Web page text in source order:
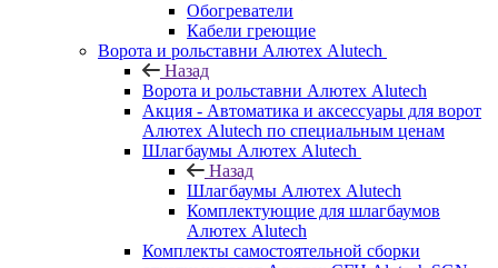
Обогреватели
Кабели греющие
Ворота и рольставни Алютех Alutech
Назад
Ворота и рольставни Алютех Alutech
Акция - Автоматика и аксессуары для ворот
Алютех Alutech по специальным ценам
Шлагбаумы Алютех Alutech
Назад
Шлагбаумы Алютех Alutech
Комплектующие для шлагбаумов
Алютех Alutech
Комплекты самостоятельной сборки